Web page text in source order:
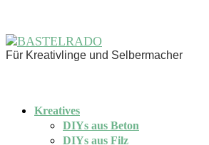
Für Kreativlinge und Selbermacher
Kreatives
DIYs aus Beton
DIYs aus Filz